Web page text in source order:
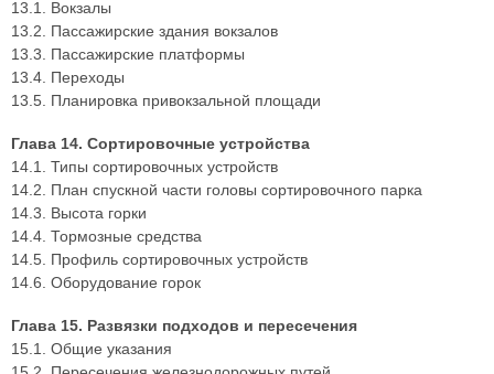
13.1. Вокзалы
13.2. Пассажирские здания вокзалов
13.3. Пассажирские платформы
13.4. Переходы
13.5. Планировка привокзальной площади
Глава 14. Сортировочные устройства
14.1. Типы сортировочных устройств
14.2. План спускной части головы сортировочного парка
14.3. Высота горки
14.4. Тормозные средства
14.5. Профиль сортировочных устройств
14.6. Оборудование горок
Глава 15. Развязки подходов и пересечения
15.1. Общие указания